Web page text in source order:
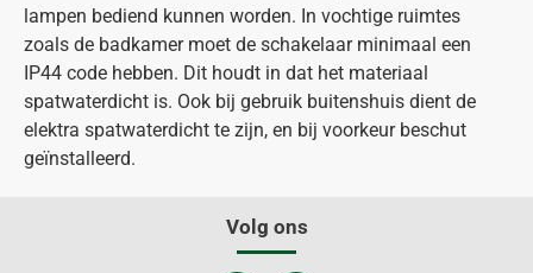
lampen bediend kunnen worden. In vochtige ruimtes
zoals de badkamer moet de schakelaar minimaal een
IP44 code hebben. Dit houdt in dat het materiaal
spatwaterdicht is. Ook bij gebruik buitenshuis dient de
elektra spatwaterdicht te zijn, en bij voorkeur beschut
geïnstalleerd.
Volg ons